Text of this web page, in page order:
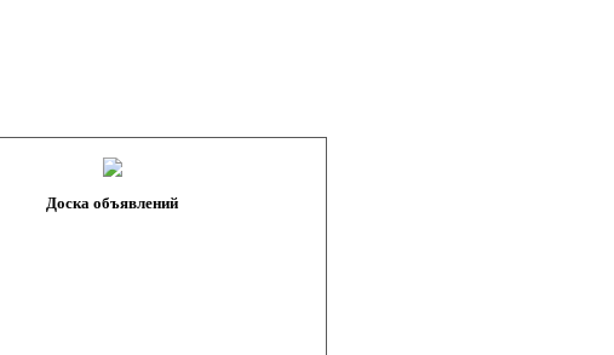
Доска объявлений